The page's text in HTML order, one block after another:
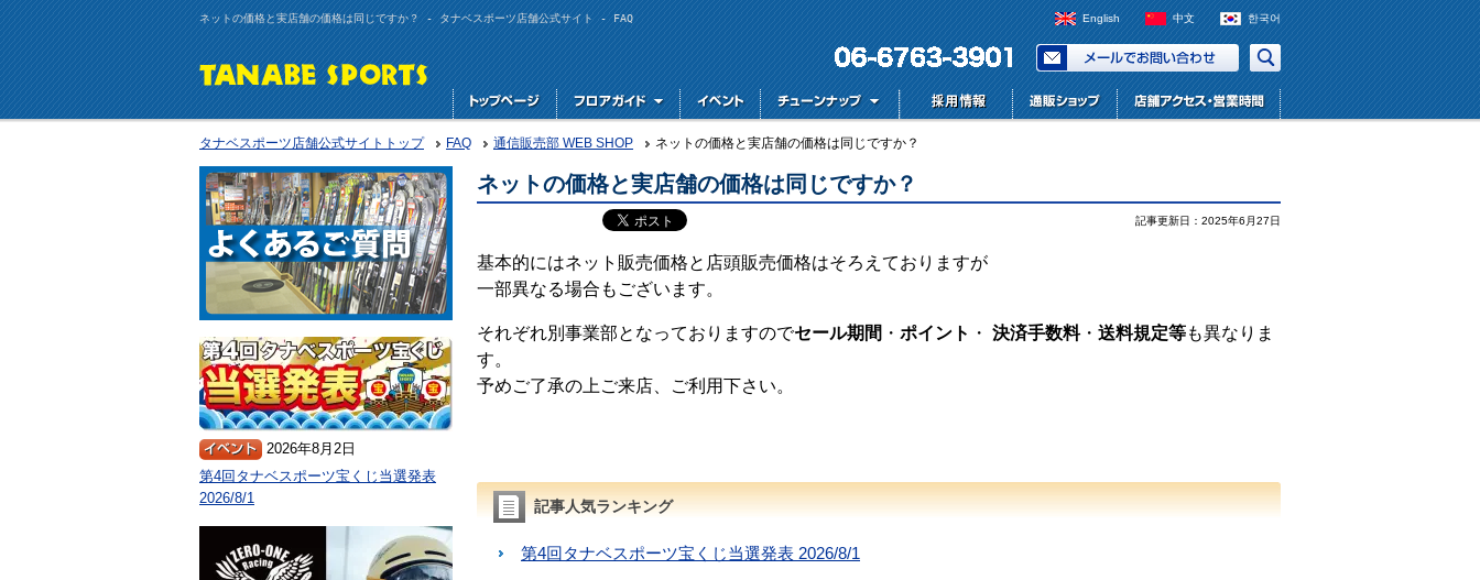
ネットの価格と実店舗の価格は同じですか？ - タナベスポーツ店舗公式サイト - FAQ English 中文 한국어
タナベスポーツ店舗公式サイトトップ FAQ 通信販売部 WEB SHOP ネットの価格と実店舗の価格は同じですか？
ネットの価格と実店舗の価格は同じですか？
記事更新日：2025年6月27日
基本的にはネット販売価格と店頭販売価格はそろえておりますが
一部異なる場合もございます。
それぞれ別事業部となっておりますのでセール期間 ・ ポイント ・ 決済手数料・ 送料規定等も異なりま
す。
予めご了承の上ご来店、ご利用下さい。
記事人気ランキング
第4回タナベスポーツ宝くじ当選発表 2026/8/1
2026年8月2日
第4回タナベスポーツ宝くじ当選発表
2026/8/1